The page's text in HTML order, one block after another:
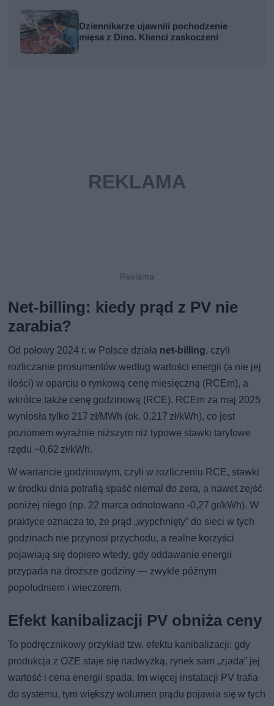
Dziennikarze ujawnili pochodzenie
mięsa z Dino. Klienci zaskoczeni
Net-billing: kiedy prąd z PV nie
zarabia?
Od połowy 2024 r. w Polsce działa net‑billing, czyli
rozliczanie prosumentów według wartości energii (a nie jej
ilości) w oparciu o rynkową cenę miesięczną (RCEm), a
wkrótce także cenę godzinową (RCE). RCEm za maj 2025
wyniosła tylko 217 zł/MWh (ok. 0,217 zł/kWh), co jest
poziomem wyraźnie niższym niż typowe stawki taryfowe
rzędu ~0,62 zł/kWh.
W wariancie godzinowym, czyli w rozliczeniu RCE, stawki
w środku dnia potrafią spaść niemal do zera, a nawet zejść
poniżej niego (np. 22 marca odnotowano -0,27 gr/kWh). W
praktyce oznacza to, że prąd „wypchnięty” do sieci w tych
godzinach nie przynosi przychodu, a realne korzyści
pojawiają się dopiero wtedy, gdy oddawanie energii
przypada na droższe godziny — zwykle późnym
popołudniem i wieczorem.
Efekt kanibalizacji PV obniża ceny
To podręcznikowy przykład tzw. efektu kanibalizacji: gdy
produkcja z OZE staje się nadwyżką, rynek sam „zjada” jej
wartość i cena energii spada. Im więcej instalacji PV trafia
do systemu, tym większy wolumen prądu pojawia się w tych